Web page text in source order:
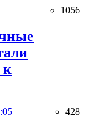
1056
к
428